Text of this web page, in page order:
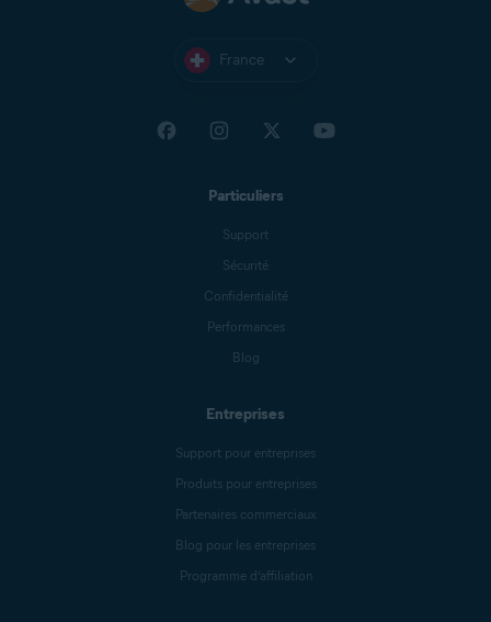
France
Particuliers
Support
Sécurité
Confidentialité
Performances
Blog
Entreprises
Support pour entreprises
Produits pour entreprises
Partenaires commerciaux
Blog pour les entreprises
Programme d’affiliation